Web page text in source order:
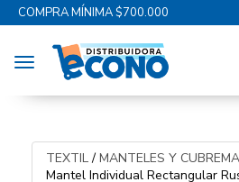
COMPRA MÍNIMA $700.000
Toggle navigation
TEXTIL/ MANTELES Y
Mantel Individual Rectangular